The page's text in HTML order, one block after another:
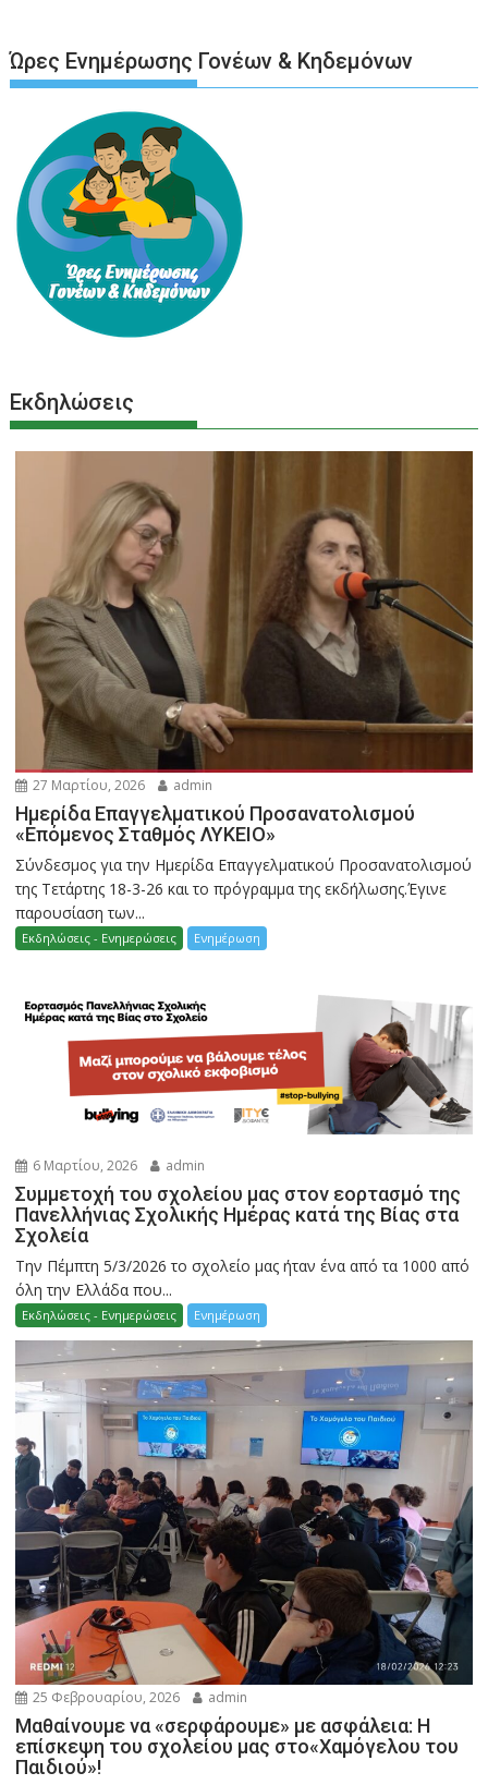
Ώρες Ενημέρωσης Γονέων & Κηδεμόνων
Εκδηλώσεις
27 Μαρτίου, 2026 admin
Ημερίδα Επαγγελματικού Προσανατολισμού
«Επόμενος Σταθμός ΛΥΚΕΙΟ»
Σύνδεσμος για την Ημερίδα Επαγγελματικού Προσανατολισμού
της Τετάρτης 18-3-26 και το πρόγραμμα της εκδήλωσης.Έγινε
παρουσίαση των...
Εκδηλώσεις - Ενημερώσεις Ενημέρωση
6 Μαρτίου, 2026 admin
Συμμετοχή του σχολείου μας στον εορτασμό της
Πανελλήνιας Σχολικής Ημέρας κατά της Βίας στα
Σχολεία
Την Πέμπτη 5/3/2026 το σχολείο μας ήταν ένα από τα 1000 από
όλη την Ελλάδα που...
Εκδηλώσεις - Ενημερώσεις Ενημέρωση
25 Φεβρουαρίου, 2026 admin
Μαθαίνουμε να «σερφάρουμε» με ασφάλεια: Η
επίσκεψη του σχολείου μας στο«Χαμόγελου του
Παιδιού»!